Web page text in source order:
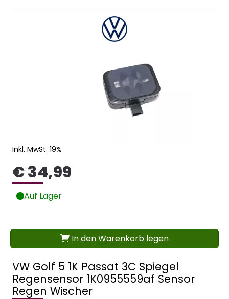
VW Golf 5 1K Passat 3C Spiegel
Regensensor 1K0955559af Sensor
Regen Wischer
Inkl. MwSt. 19%
€ 34,99
Auf Lager
In den Warenkorb legen